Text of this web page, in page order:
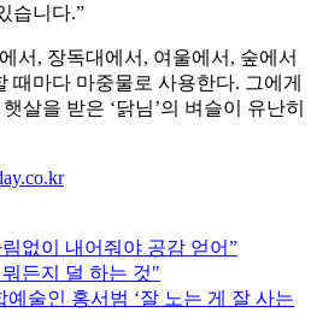
습니다.”
서, 장독대에서, 여울에서, 숲에서
때마다 마중물로 사용한다. 그에게
살을 받은 ‘닭님’의 벼슬이 유난히
없이 내어줘야 공감 얻어”
든지 덜 하는 것"
술인 홍서범 ‘잘 노는 게 잘 사는